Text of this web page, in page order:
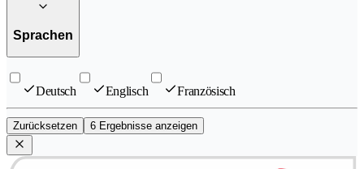
Sprachen
Deutsch Englisch Französisch
Zurücksetzen 6 Ergebnisse anzeigen